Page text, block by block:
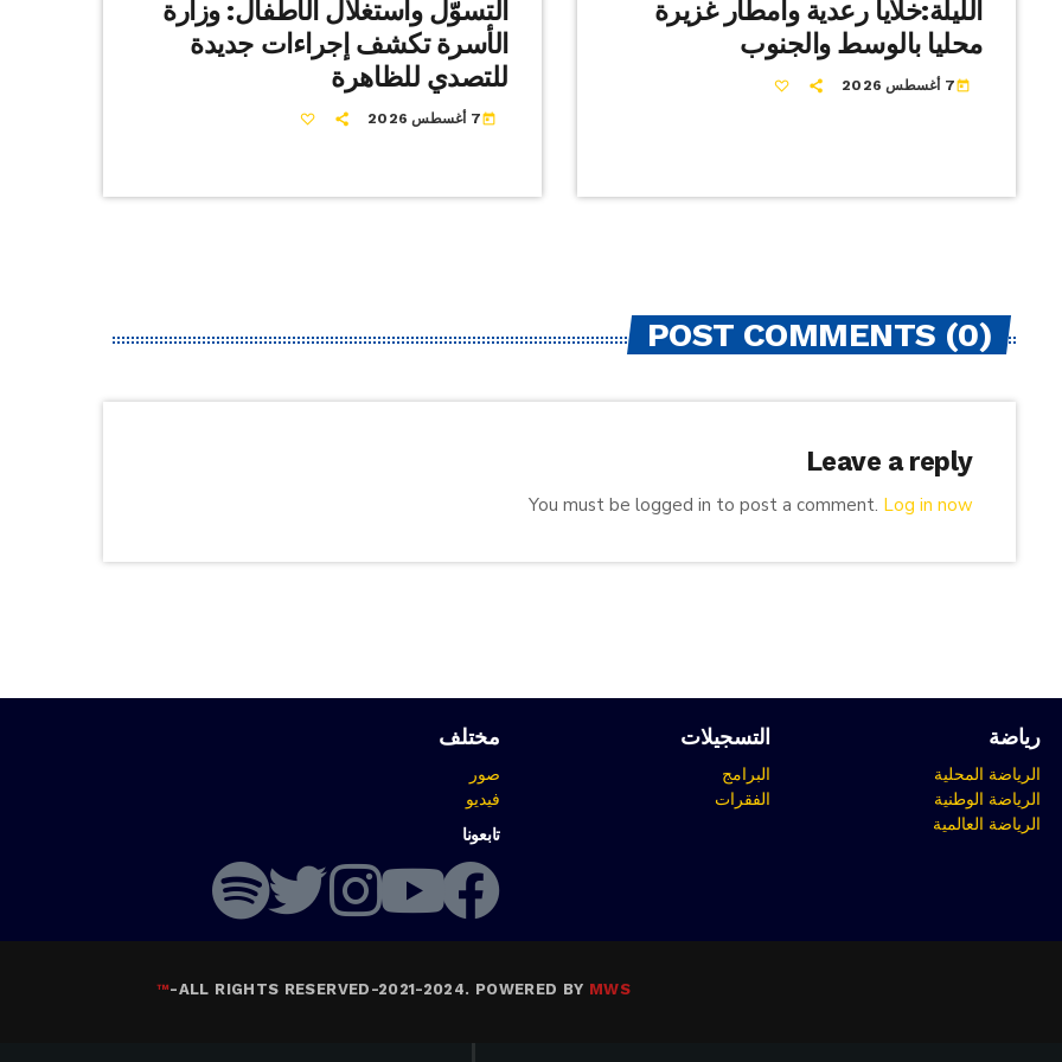
التسوّل واستغلال الأطفال: وزارة
الأسرة تكشف إجراءات جديدة
للتصدي للظاهرة
today 7 أغسطس 2026
الليلة:خلايا رعدية وأمطار غزيرة
محليا بالوسط والجنوب
today 7 أغسطس 2026
POST COMMENTS (0)
Leave a reply
You must be logged in to post a comment. Log in now
رياضة
الرياضة المحلية
الرياضة الوطنية
الرياضة العالمية
التسجيلات
البرامج
الفقرات
مختلف
صور
فيديو
تابعونا
ALL RIGHTS RESERVED-2021-2024. POWERED BY MWS
-
™